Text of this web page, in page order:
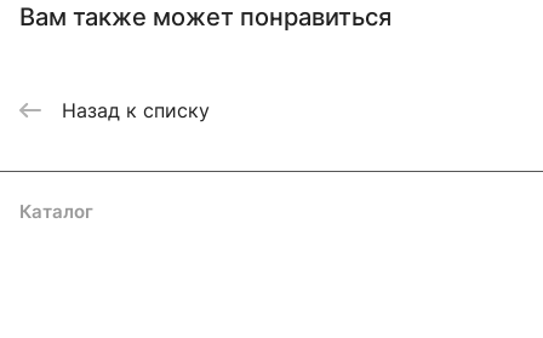
Вам также может понравиться
Назад к списку
Каталог